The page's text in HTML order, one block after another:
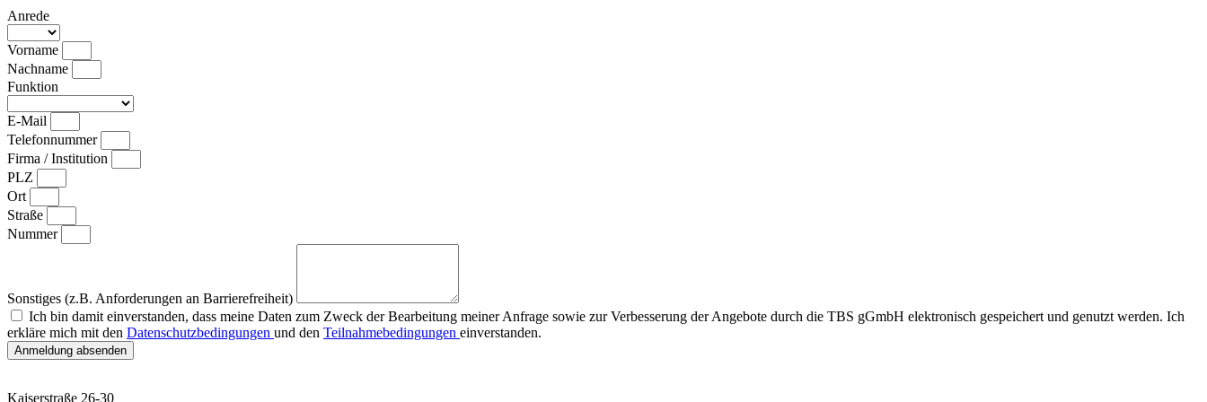
Anrede
Vorname
Nachname
Funktion
E-Mail
Telefonnummer
Firma / Institution
PLZ
Ort
Straße
Nummer
Sonstiges (z.B. Anforderungen an Barrierefreiheit)
Ich bin damit einverstanden, dass meine Daten zum Zweck der Bearbeitung meiner Anfrage sowie zur Verbesserung der Angebote durch die TBS gGmbH elektronisch gespeichert und genutzt werden. Ich
erkläre mich mit den Datenschutzbedingungen und den Teilnahmebedingungen einverstanden.
Anmeldung absenden
Kaiserstraße 26-30